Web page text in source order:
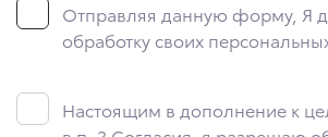
посетителя сайта, уникального
сайта, предпочтительного времени и способа
истории контактов.
следующие действия: сбор, запись,
накопление, хранение, уточнение
Отправляя данную форму, Я
обработку своих
Настоящим в дополнение к